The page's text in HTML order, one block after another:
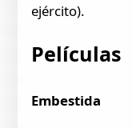
ejército).
Películas
Embestida